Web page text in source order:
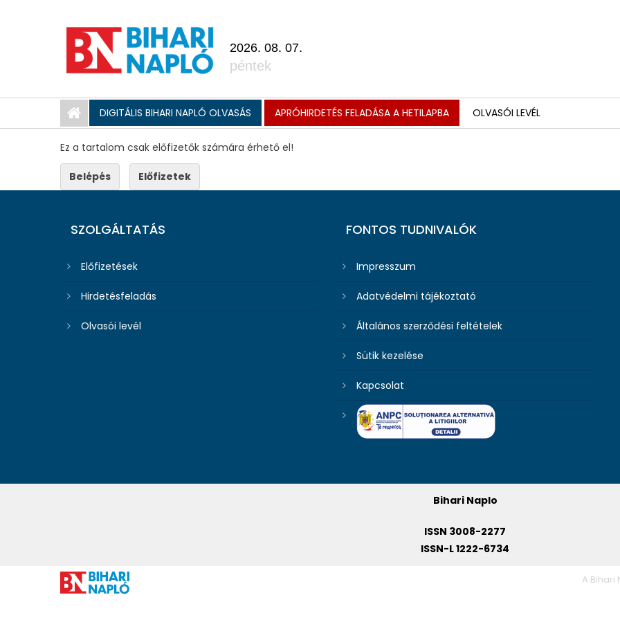
2026. 08. 07.
péntek
DIGITÁLIS BIHARI NAPLÓ OLVASÁS APRÓHIRDETÉS FELADÁSA A HETILAPBA OLVASÓI LEVÉL
Ez a tartalom csak előfizetők számára érhető el!
Belépés Előfizetek
SZOLGÁLTATÁS
Előfizetések
Hirdetésfeladás
Olvasói levél
FONTOS TUDNIVALÓK
Impresszum
Adatvédelmi tájékoztató
Általános szerződési feltételek
Sütik kezelése
Kapcsolat
Bihari Naplo
ISSN 3008-2277
ISSN-L 1222-6734
A